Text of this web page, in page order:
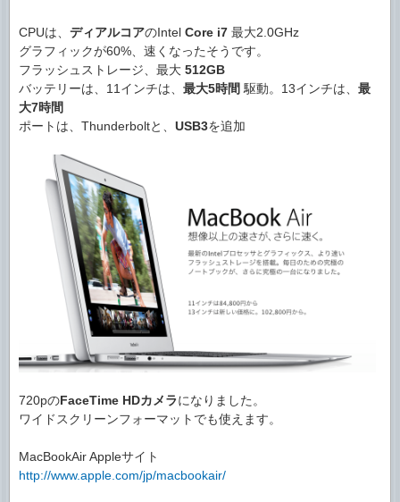
CPUは、 ディアルコアのIntel Core i7 最大2.0GHz
グラフィックが60%、速くなったそうです。
フラッシュストレージ、最大 512GB
バッテリーは、11インチは、 最大5時間 駆動。13インチは、 最
大7時間
ポートは、Thunderboltと、 USB3を追加
720pのFaceTime HDカメラになりました。
ワイドスクリーンフォーマットでも使えます。
MacBookAir Appleサイト
http://www.apple.com/jp/macbookair/